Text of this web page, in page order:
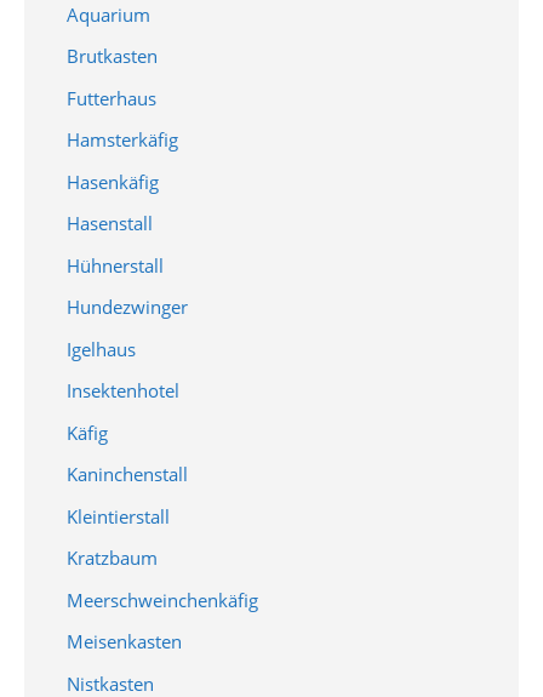
Aquarium
Brutkasten
Futterhaus
Hamsterkäfig
Hasenkäfig
Hasenstall
Hühnerstall
Hundezwinger
Igelhaus
Insektenhotel
Käfig
Kaninchenstall
Kleintierstall
Kratzbaum
Meerschweinchenkäfig
Meisenkasten
Nistkasten